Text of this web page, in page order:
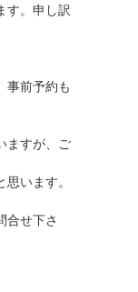
す。申し訳
事前予約も
ますが、ご
います。
合せ下さ